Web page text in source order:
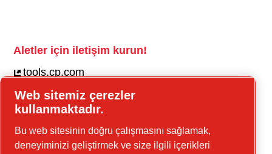
Aletler için iletişim kurun!
tools.cp.com
İnşaat ekipmanı ve seyyar enerji için iletişim
kurun!
güç-tekniği.cp.com
Web sitemiz çerezler
kullanmaktadır.
Bu web sitesinin doğru çalışmasını sağlamak,
deneyiminizi geliştirmek ve size ilgili içerikleri